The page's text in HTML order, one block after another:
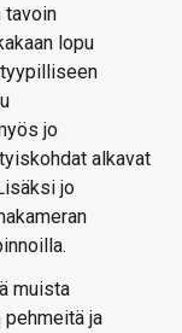
tavoin
lopu
jo
alkavat
jo
muista
ja